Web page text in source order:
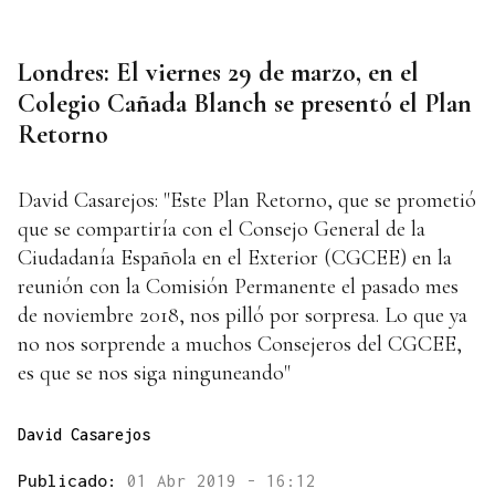
Londres: El viernes 29 de marzo, en el
Colegio Cañada Blanch se presentó el Plan
Retorno
David Casarejos: "Este Plan Retorno, que se prometió
que se compartiría con el Consejo General de la
Ciudadanía Española en el Exterior (CGCEE) en la
reunión con la Comisión Permanente el pasado mes
de noviembre 2018, nos pilló por sorpresa. Lo que ya
no nos sorprende a muchos Consejeros del CGCEE,
es que se nos siga ninguneando"
David Casarejos
Publicado: 01 Abr 2019 - 16:12